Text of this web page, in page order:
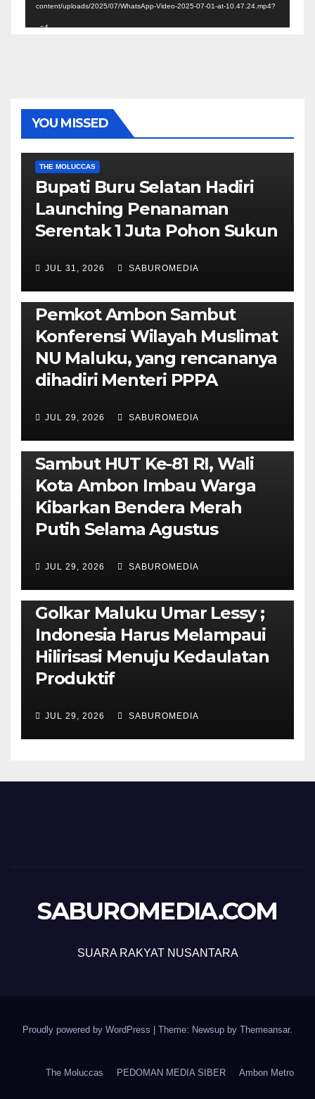
content/uploads/2025/07/WhatsApp-Video-2025-07-01-at-10.47.24.mp4?
_=4
YOU MISSED
THE MOLUCCAS
Bupati Buru Selatan Hadiri
Launching Penanaman
Serentak 1 Juta Pohon Sukun
JUL 31, 2026 SABUROMEDIA
AMBON METRO JURNALISME AKTIVIS
POLITIK & PEMERINTAHAN
Pemkot Ambon Sambut
Konferensi Wilayah Muslimat
NU Maluku, yang rencananya
dihadiri Menteri PPPA
JUL 29, 2026 SABUROMEDIA
AMBON METRO POLITIK & PEMERINTAHAN
Sambut HUT Ke-81 RI, Wali
Kota Ambon Imbau Warga
Kibarkan Bendera Merah
Putih Selama Agustus
JUL 29, 2026 SABUROMEDIA
PENDIDIKAN & OLAHRAGA THE MOLUCCAS
Isi Materi LK-III HMI, Ketua
Golkar Maluku Umar Lessy ;
Indonesia Harus Melampaui
Hilirisasi Menuju Kedaulatan
Produktif
JUL 29, 2026 SABUROMEDIA
SABUROMEDIA.COM
SUARA RAKYAT NUSANTARA
Proudly powered by WordPress | Theme: Newsup by Themeansar.
The Moluccas PEDOMAN MEDIA SIBER Ambon Metro